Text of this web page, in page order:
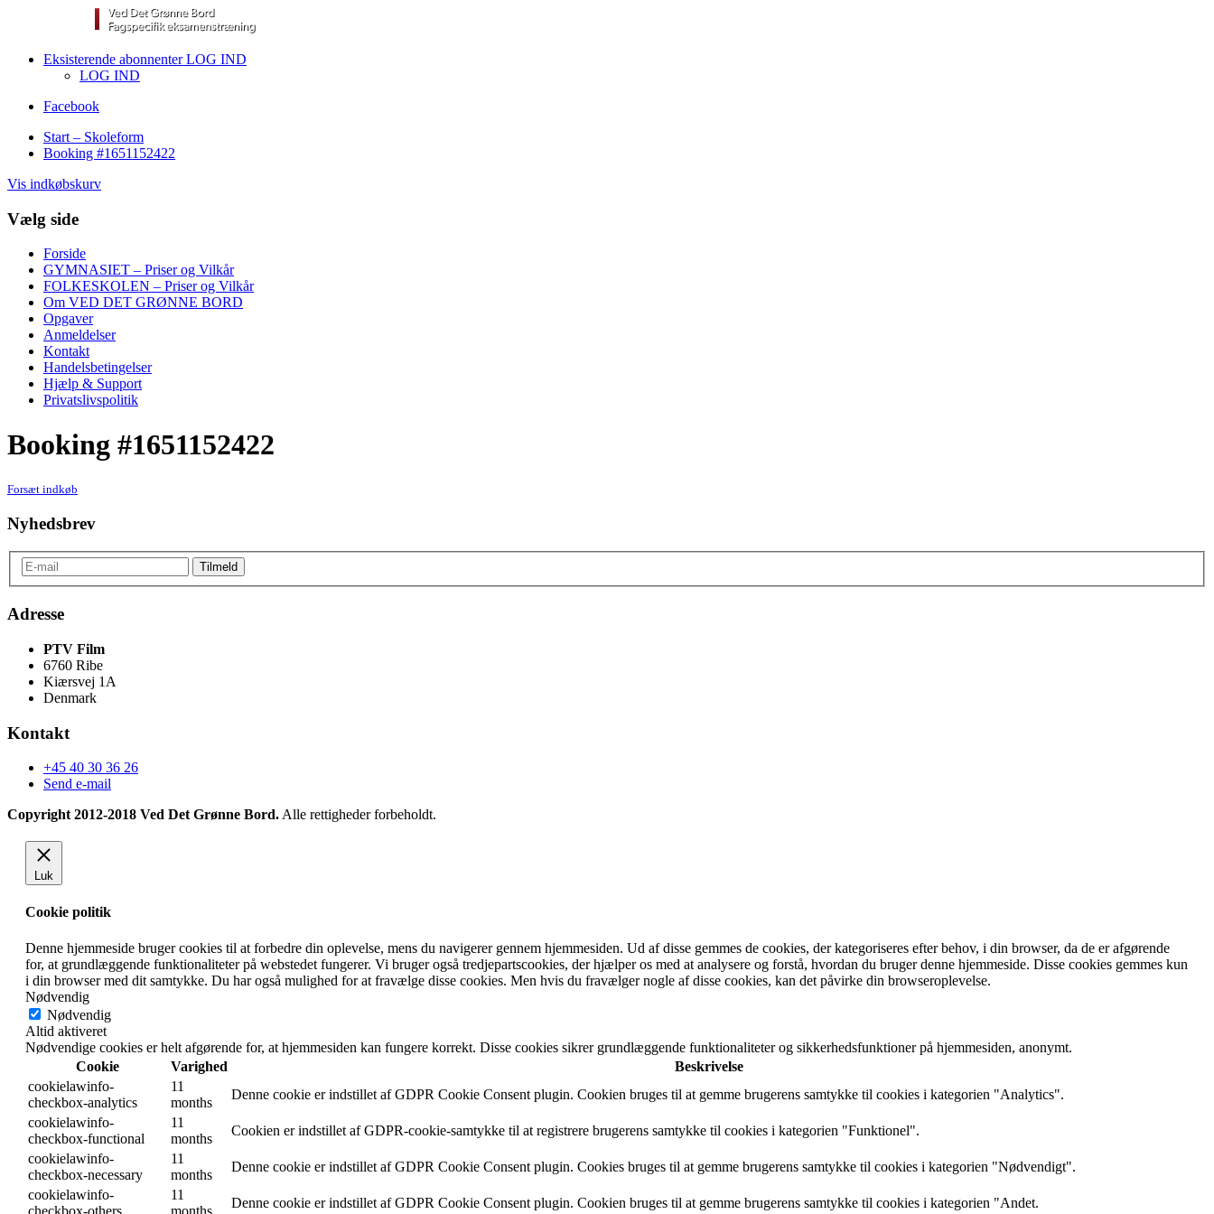
Eksisterende abonnenter LOG IND
LOG IND
Facebook
Start – Skoleform
Booking #1651152422
Vis indkøbskurv
Vælg side
Forside
GYMNASIET – Priser og Vilkår
FOLKESKOLEN – Priser og Vilkår
Om VED DET GRØNNE BORD
Opgaver
Anmeldelser
Kontakt
Handelsbetingelser
Hjælp & Support
Privatslivspolitik
Booking #1651152422
Forsæt indkøb
Nyhedsbrev
Adresse
PTV Film
6760 Ribe
Kiærsvej 1A
Denmark
Kontakt
+45 40 30 36 26
Send e-mail
Copyright 2012-2018 Ved Det Grønne Bord. Alle rettigheder forbeholdt.
Luk
Cookie politik
Denne hjemmeside bruger cookies til at forbedre din oplevelse, mens du navigerer gennem hjemmesiden. Ud af disse gemmes de cookies, der kategoriseres efter behov, i din browser, da de er afgørende
for, at grundlæggende funktionaliteter på webstedet fungerer. Vi bruger også tredjepartscookies, der hjælper os med at analysere og forstå, hvordan du bruger denne hjemmeside. Disse cookies gemmes kun
i din browser med dit samtykke. Du har også mulighed for at fravælge disse cookies. Men hvis du fravælger nogle af disse cookies, kan det påvirke din browseroplevelse.
Nødvendig
Nødvendig
Altid aktiveret
Nødvendige cookies er helt afgørende for, at hjemmesiden kan fungere korrekt. Disse cookies sikrer grundlæggende funktionaliteter og sikkerhedsfunktioner på hjemmesiden, anonymt.
Cookie
Varighed
Beskrivelse
cookielawinfo-
checkbox-analytics
11
months
Denne cookie er indstillet af GDPR Cookie Consent plugin. Cookien bruges til at gemme brugerens samtykke til cookies i kategorien "Analytics".
cookielawinfo-
checkbox-functional
11
months
Cookien er indstillet af GDPR-cookie-samtykke til at registrere brugerens samtykke til cookies i kategorien "Funktionel".
cookielawinfo-
checkbox-necessary
11
months
Denne cookie er indstillet af GDPR Cookie Consent plugin. Cookies bruges til at gemme brugerens samtykke til cookies i kategorien "Nødvendigt".
cookielawinfo-
checkbox-others
11
months
Denne cookie er indstillet af GDPR Cookie Consent plugin. Cookien bruges til at gemme brugerens samtykke til cookies i kategorien "Andet.